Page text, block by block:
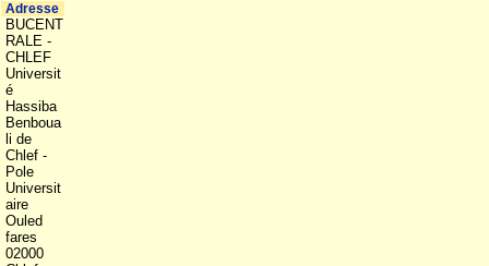
Adresse
BUCENT
RALE -
CHLEF
Universit
é
Hassiba
Benboua
li de
Chlef -
Pole
Universit
aire
Ouled
fares
02000